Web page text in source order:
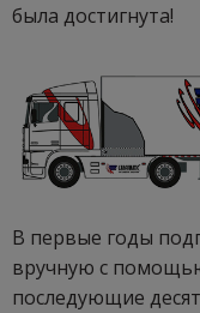
была достигнута!
В первые годы
вручную с
последующие